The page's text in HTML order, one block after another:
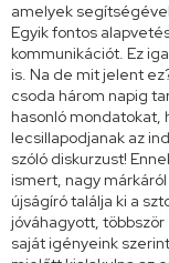
amelyek
Egyik fontos
kommunikációt. Ez
is. Na de mit jelent
csoda három napig
hasonló mondatokat,
lecsillapodjanak az
szóló diskurzust!
ismert, nagy
újságíró találja ki a
jóváhagyott,
saját igényeink